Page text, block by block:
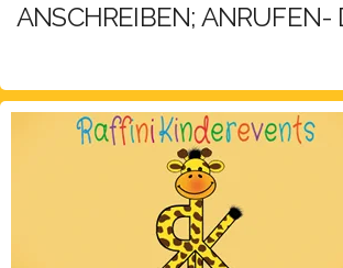
ANSCHREIBEN; ANRUFEN-